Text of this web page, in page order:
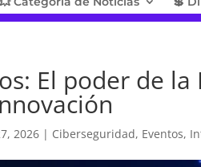
El poder de
2026 | Ciberseguridad, Eventos,